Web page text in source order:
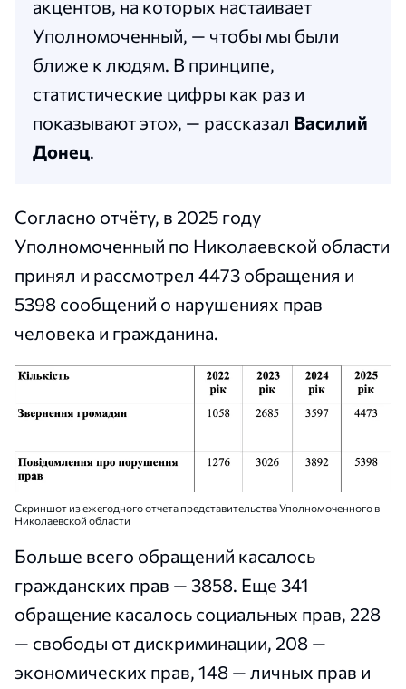
акцентов, на которых настаивает
Уполномоченный, — чтобы мы были
ближе к людям. В принципе,
статистические цифры как раз и
показывают это», — рассказал Василий
Донец.
Согласно отчёту, в 2025 году
Уполномоченный по Николаевской области
принял и рассмотрел 4473 обращения и
5398 сообщений о нарушениях прав
человека и гражданина.
Скриншот из ежегодного отчета представительства Уполномоченного в
Николаевской области
Больше всего обращений касалось
гражданских прав — 3858. Еще 341
обращение касалось социальных прав, 228
— свободы от дискриминации, 208 —
экономических прав, 148 — личных прав и